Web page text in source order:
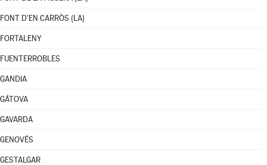
FONT D'EN CARRÒS (LA)
FORTALENY
FUENTERROBLES
GANDIA
GÁTOVA
GAVARDA
GENOVÉS
GESTALGAR